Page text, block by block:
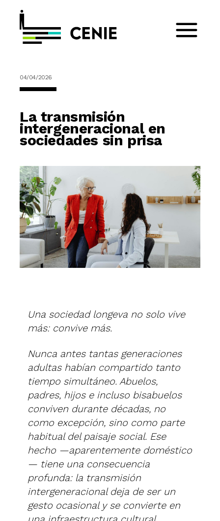
04/04/2026
La transmisión
intergeneracional en
sociedades sin prisa
Una sociedad longeva no solo vive
más: convive más.
Nunca antes tantas generaciones
adultas habían compartido tanto
tiempo simultáneo. Abuelos,
padres, hijos e incluso bisabuelos
conviven durante décadas, no
como excepción, sino como parte
habitual del paisaje social. Ese
hecho —aparentemente doméstico
— tiene una consecuencia
profunda: la transmisión
intergeneracional deja de ser un
gesto ocasional y se convierte en